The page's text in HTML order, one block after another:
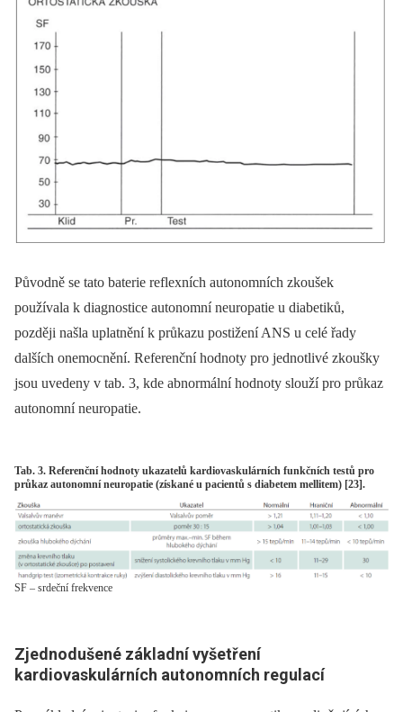
Původně se tato baterie reflexních autonomních zkoušek
používala k dia­gnostice autonomní neuropatie u diabetiků,
později našla uplatnění k průkazu postižení ANS u celé řady
dalších onemocnění. Referenční hodnoty pro jednotlivé zkoušky
jsou uvedeny v tab. 3, kde abnormální hodnoty slouží pro průkaz
autonomní neuropatie.
Tab. 3. Referenční hodnoty ukazatelů kardiovaskulárních funkčních testů pro
průkaz autonomní neuropatie (získané u pacientů s diabetem mellitem) [23].
SF – srdeční frekvence
Zjednodušené základní vyšetření
kardiovaskulárních autonomních regulací